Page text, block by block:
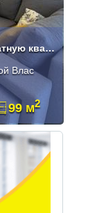
Предлагаем на продажу двухкомнатную квартиру в Святом Власе
Влас
99 м2